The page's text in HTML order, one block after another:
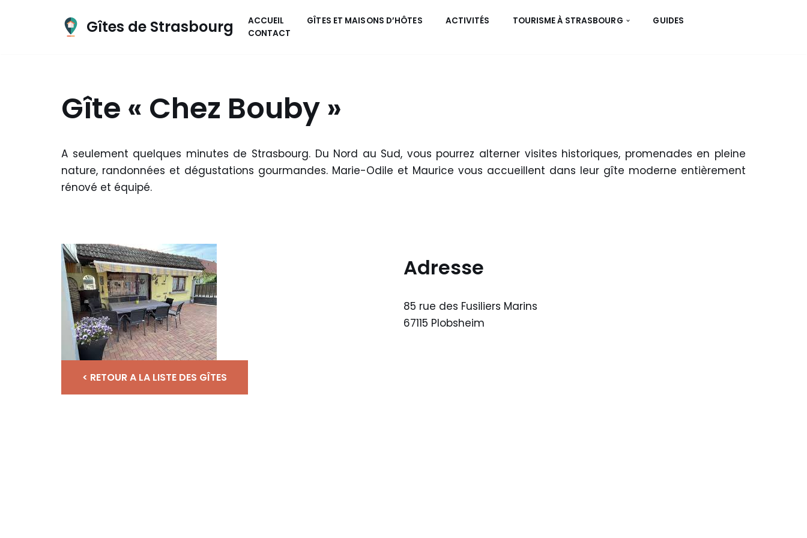
Gîtes de Strasbourg ACCUEIL GÎTES ET MAISONS D’HÔTES ACTIVITÉS TOURISME À STRASBOURG
GUIDES
CONTACT
Gîte « Chez Bouby »
A seulement quelques minutes de Strasbourg. Du Nord au Sud, vous pourrez alterner visites historiques, promenades en pleine
nature, randonnées et dégustations gourmandes. Marie-Odile et Maurice vous accueillent dans leur gîte moderne entièrement
rénové et équipé.
Adresse
85 rue des Fusiliers Marins
67115 Plobsheim
< RETOUR A LA LISTE DES GÎTES